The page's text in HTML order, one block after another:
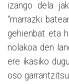
izango dela
“marrazki
gehienbat eta
nolakoa den
ere ikasiko
oso